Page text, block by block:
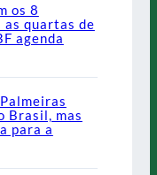
os 8
quartas de
agenda
Brasil, mas
para a